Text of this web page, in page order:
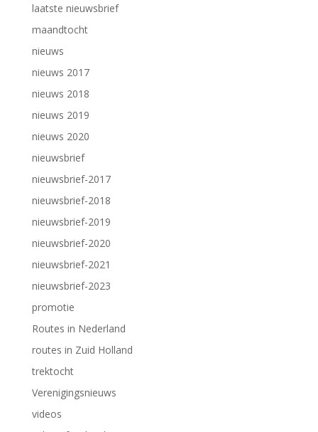
laatste nieuwsbrief
maandtocht
nieuws
nieuws 2017
nieuws 2018
nieuws 2019
nieuws 2020
nieuwsbrief
nieuwsbrief-2017
nieuwsbrief-2018
nieuwsbrief-2019
nieuwsbrief-2020
nieuwsbrief-2021
nieuwsbrief-2023
promotie
Routes in Nederland
routes in Zuid Holland
trektocht
Verenigingsnieuws
videos